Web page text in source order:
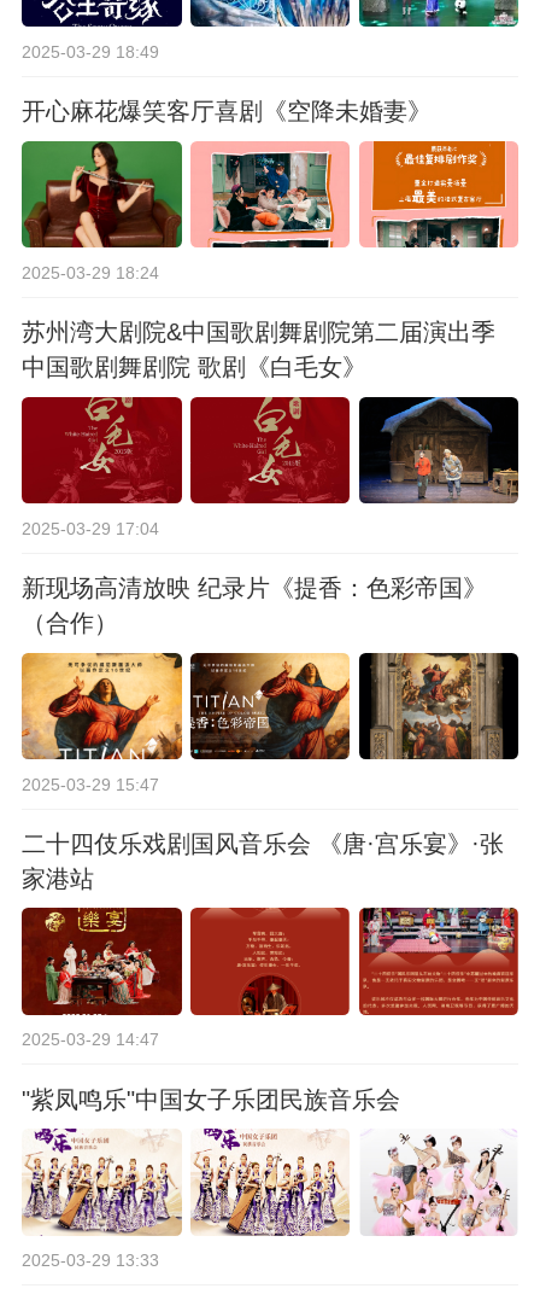
2025-03-29 18:49
开心麻花爆笑客厅喜剧《空降未婚妻》
2025-03-29 18:24
苏州湾大剧院&中国歌剧舞剧院第二届演出季
中国歌剧舞剧院 歌剧《白毛女》
2025-03-29 17:04
新现场高清放映 纪录片《提香：色彩帝国》
（合作）
2025-03-29 15:47
二十四伎乐戏剧国风音乐会 《唐·宫乐宴》·张
家港站
2025-03-29 14:47
"紫凤鸣乐"中国女子乐团民族音乐会
2025-03-29 13:33